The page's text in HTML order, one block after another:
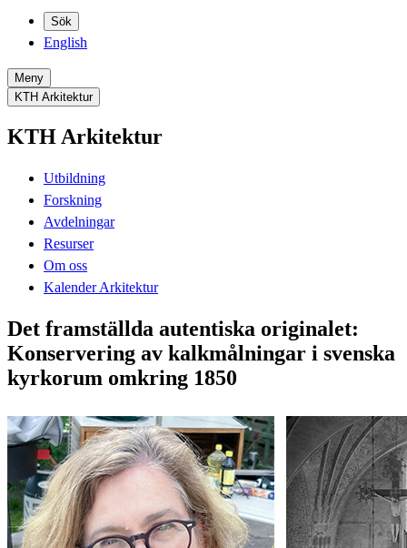
Sök
English
Meny
KTH Arkitektur
KTH Arkitektur
Utbildning
Forskning
Avdelningar
Resurser
Om oss
Kalender Arkitektur
Det framställda autentiska originalet:
Konservering av kalkmålningar i svenska
kyrkorum omkring 1850